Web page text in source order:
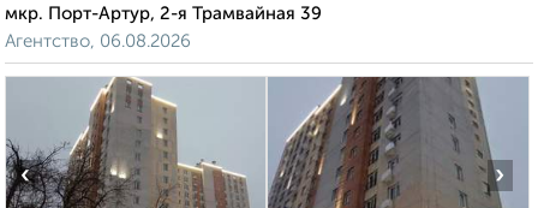
мкр. Порт-Артур, 2-я Трамвайная 39
Агентство, 06.08.2026
‹ ›